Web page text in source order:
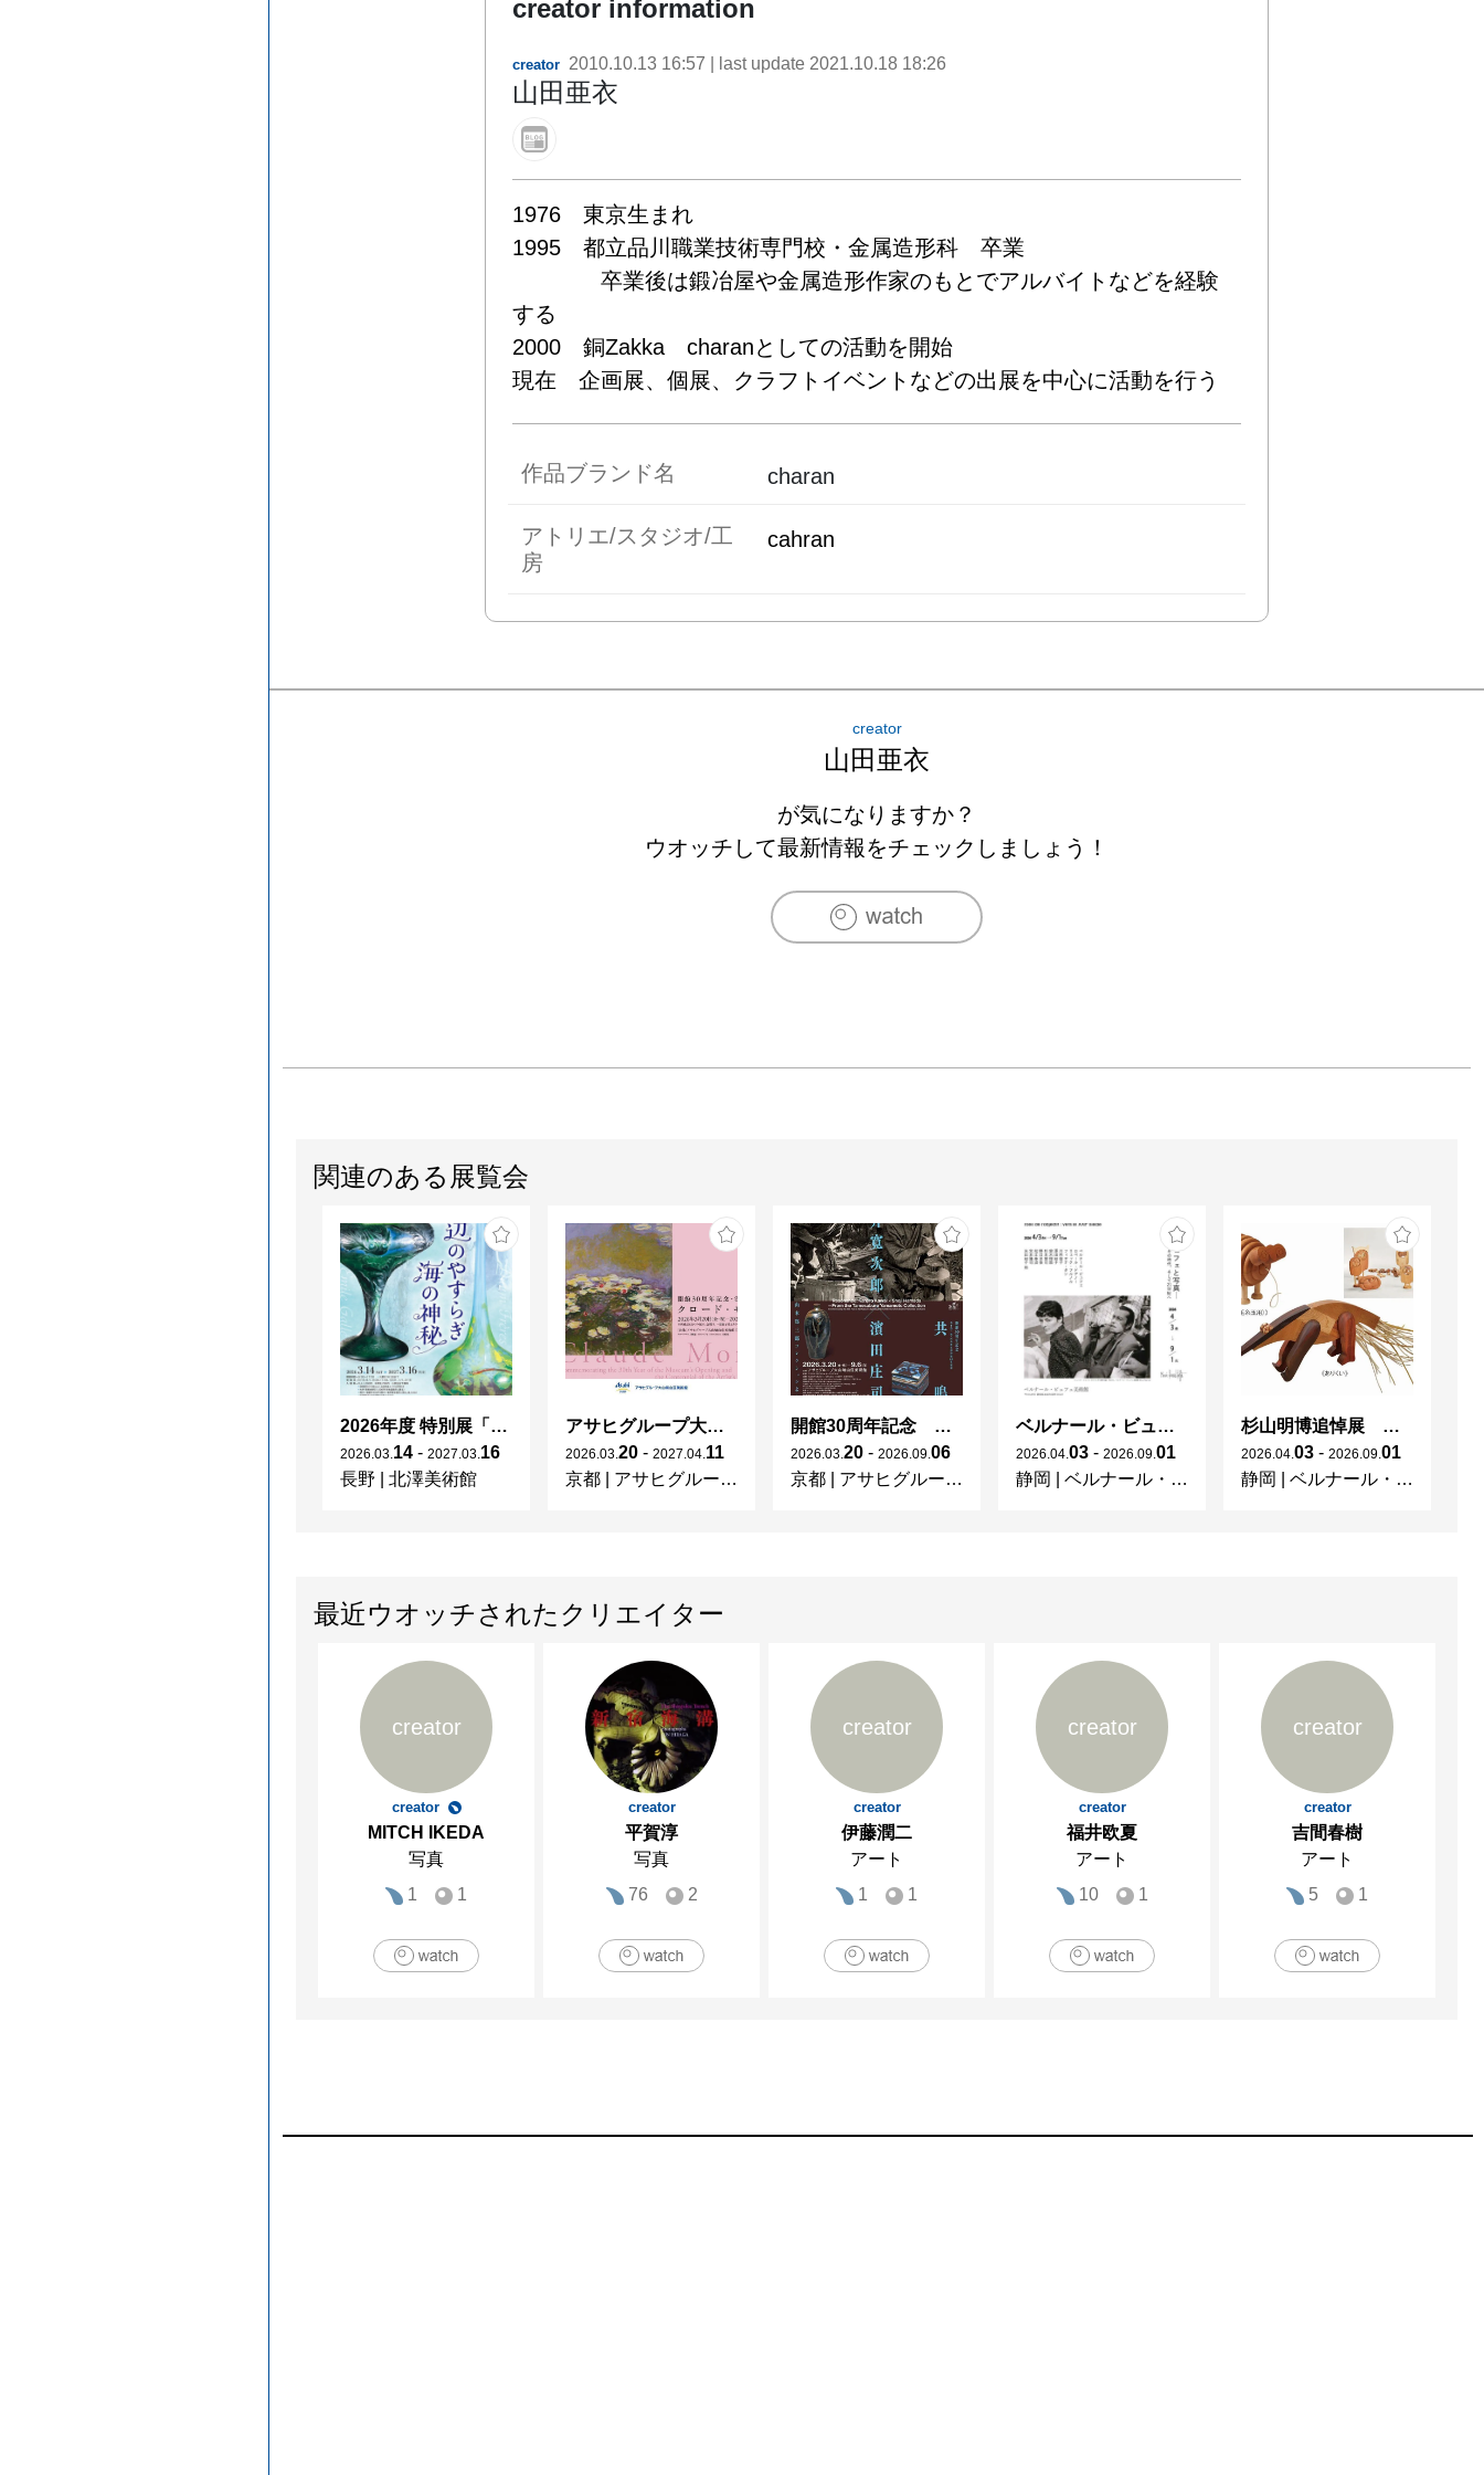
creator information
creator 2010.10.13 16:57 | last update 2021.10.18 18:26
山田亜衣
1976　東京生まれ
1995　都立品川職業技術専門校・金属造形科　卒業
卒業後は鍛冶屋や金属造形作家のもとでアルバイトなどを経験
する
2000　銅Zakka　charanとしての活動を開始
現在　企画展、個展、クラフトイベントなどの出展を中心に活動を行う
作品ブランド名 charan
アトリエ/スタジオ/工
房
cahran
creator
山田亜衣
が気になりますか？
ウオッチして最新情報をチェックしましょう！
関連のある展覧会
2026年度 特別展「ガレとドーム、アール･ヌーヴォーのガラス 水辺のやすらぎ、海の神秘」
2026 03 14 - 2027 03 16
長野
北澤美術館
アサヒグループ大山崎山荘美術館 開館30周年記念展「没後100年 クロード・モネ」
2026 03 20 - 2027 04 11
京都
アサヒグループ大山崎山荘美術館
開館30周年記念 山本爲三郎・河井寬次郎没後60年記念 「共鳴 河井寬次郎 × 濱田庄司 ー山本爲三郎コレクションより」
2026 03 20 - 2026 09 06
京都
アサヒグループ大山崎山荘美術館
ベルナール・ビュフェと写真 ーカメラがとらえたビュフェとその時代、そして21 世紀へ
2026 04 03 - 2026 09 01
静岡
ベルナール・ビュフェ美術館
杉山明博追悼展 木とわたし―木工の妙技と美術教育
2026 04 03 - 2026 09 01
静岡
ベルナール・ビュフェ美術館
最近ウオッチされたクリエイター
creator
creator
MITCH IKEDA
写真
1
1
creator
平賀淳
写真
76
2
creator
creator
伊藤潤二
アート
1
1
creator
creator
福井欧夏
アート
10
1
creator
creator
吉間春樹
アート
5
1